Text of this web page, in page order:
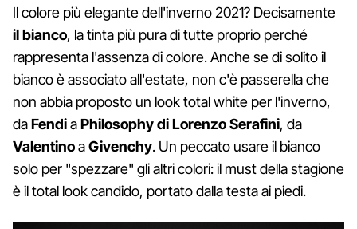
Il colore più elegante dell'inverno 2021? Decisamente
il bianco, la tinta più pura di tutte proprio perché
rappresenta l'assenza di colore. Anche se di solito il
bianco è associato all'estate, non c'è passerella che
non abbia proposto un look total white per l'inverno,
daFendiaPhilosophy diLorenzo Serafini, da
ValentinoaGivenchy. Un peccato usare il bianco
solo per "spezzare" gli altri colori: il must della stagione
è il total look candido, portato dalla testa ai piedi.